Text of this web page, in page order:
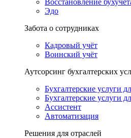
Восстановление
Эдо
Забота о сотрудниках
Кадровый учёт
Воинский учёт
Аутсорсинг бухгалтерских
Бухгалтерские услуги
Бухгалтерские услуги
Ассистент
Автоматизация
Решения для отраслей